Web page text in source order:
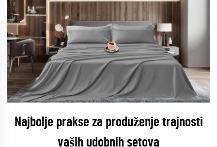
Najbolje prakse za produženje trajnosti
vaših udobnih setova